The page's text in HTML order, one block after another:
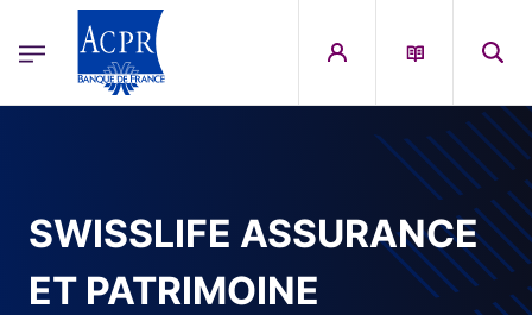
ACPR Menu Principal (French)
SWISSLIFE ASSURANCE
ET PATRIMOINE